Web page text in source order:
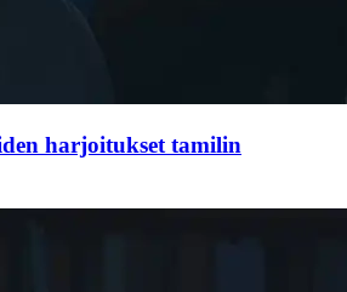
harjoitukset tamilin